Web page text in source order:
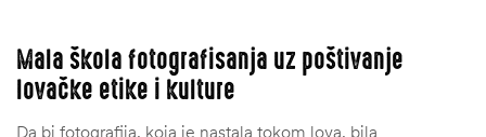
Mala škola fotografisanja uz poštivanje
lovačke etike i kulture
Da bi fotografija, koja je nastala tokom lova, bila